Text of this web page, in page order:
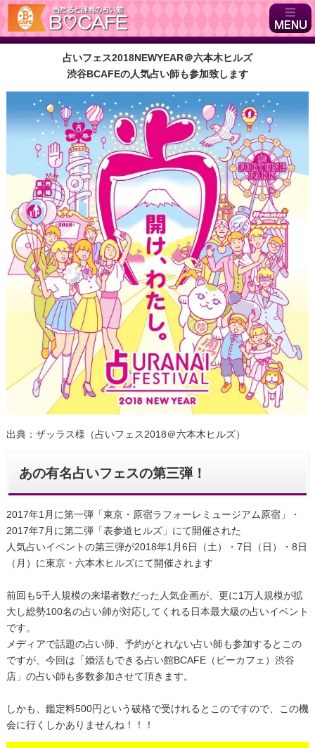
占いフェス2018NEWYEAR＠六本木ヒルズ
渋谷BCAFEの人気占い師も参加致します
出典：ザッラス様（占いフェス2018＠六本木ヒルズ）
あの有名占いフェスの第三弾！
2017年1月に第一弾「東京・原宿ラフォーレミュージアム原宿」・
2017年7月に第二弾「表参道ヒルズ」にて開催された
人気占いイベントの第三弾が2018年1月6日（土）・7日（日）・8日
（月）に東京・六本木ヒルズにて開催されます
前回も5千人規模の来場者数だった人気企画が、更に1万人規模が拡
大し総勢100名の占い師が対応してくれる日本最大級の占いイベント
です。
メディアで話題の占い師、予約がとれない占い師も参加するとこの
ですが、今回は「婚活もできる占い館BCAFE（ビーカフェ）渋谷
店」の占い師も多数参加させて頂きます。
しかも、鑑定料500円という破格で受けれるとこのですので、この機
会に行くしかありませんね！！！